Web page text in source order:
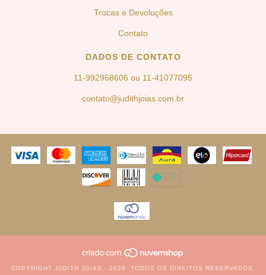
Trocas e Devoluções
Contato
DADOS DE CONTATO
11-992968606 ou 11-41077095
contato@judithjoias.com.br
COPYRIGHT JUDITH JOIAS - 2026. TODOS OS DIREITOS RESERVADOS.